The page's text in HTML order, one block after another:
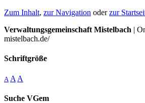
Zum Inhalt, zur Navigation oderzur
Verwaltungsgemeinschaft Mistelbach |
mistelbach.de/
Schriftgröße
A A A
Suche VGem